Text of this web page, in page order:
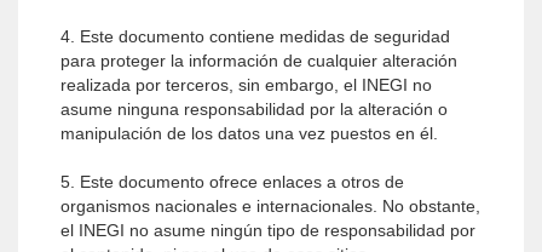
4. Este documento contiene medidas de seguridad
para proteger la información de cualquier alteración
realizada por terceros, sin embargo, el INEGI no
asume ninguna responsabilidad por la alteración o
manipulación de los datos una vez puestos en él.
5. Este documento ofrece enlaces a otros de
organismos nacionales e internacionales. No obstante,
el INEGI no asume ningún tipo de responsabilidad por